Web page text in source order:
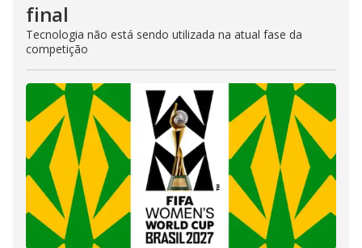
final
Tecnologia não está sendo utilizada na atual fase da
competição